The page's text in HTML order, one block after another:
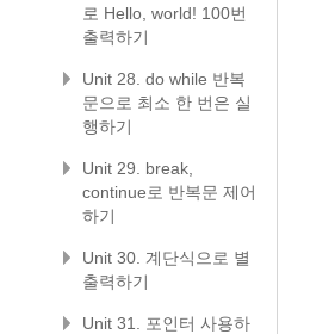
로 Hello, world! 100번
출력하기
Unit 28. do while 반복
문으로 최소 한 번은 실
행하기
Unit 29. break,
continue로 반복문 제어
하기
Unit 30. 계단식으로 별
출력하기
Unit 31. 포인터 사용하